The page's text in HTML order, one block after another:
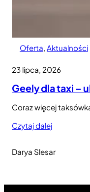
Oferta, Aktualności
23 lipca, 2026
Geely dla taxi –
Coraz więcej
Czytaj dalej
Darya Slesar